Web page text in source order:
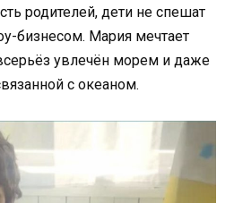
родителей, дети не спешат
бизнесом. Мария мечтает
увлечён морем и даже
с океаном.